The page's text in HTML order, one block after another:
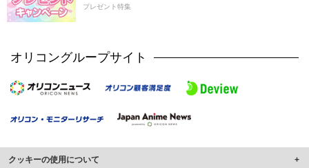
プレゼント特集
オリコングループサイト
クッキーの使用について